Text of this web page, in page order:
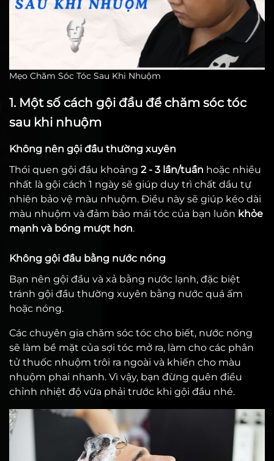
Mẹo Chăm Sóc Tóc Sau Khi Nhuộm
1. Một số cách gội đầu để chăm sóc tóc
sau khi nhuộm
Không nên gội đầu thường xuyên
Thói quen gội đầu khoảng 2 - 3 lần/tuần hoặc nhiều
nhất là gội cách 1 ngày sẽ giúp duy trì chất dầu tự
nhiên bảo vệ màu nhuộm. Điều này sẽ giúp kéo dài
màu nhuộm và đảm bảo mái tóc của bạn luôn khỏe
mạnh và bóng mượt hơn.
Không gội đầu bằng nước nóng
Bạn nên gội đầu và xả bằng nước lạnh, đặc biệt
tránh gội đầu thường xuyên bằng nước quá ấm
hoặc nóng.
Các chuyên gia chăm sóc tóc cho biết, nước nóng
sẽ làm bề mặt của sợi tóc mở ra, làm cho các phân
tử thuốc nhuộm trôi ra ngoài và khiến cho màu
nhuộm phai nhanh. Vì vậy, bạn đừng quên điều
chỉnh nhiệt độ vừa phải trước khi gội đầu nhé.